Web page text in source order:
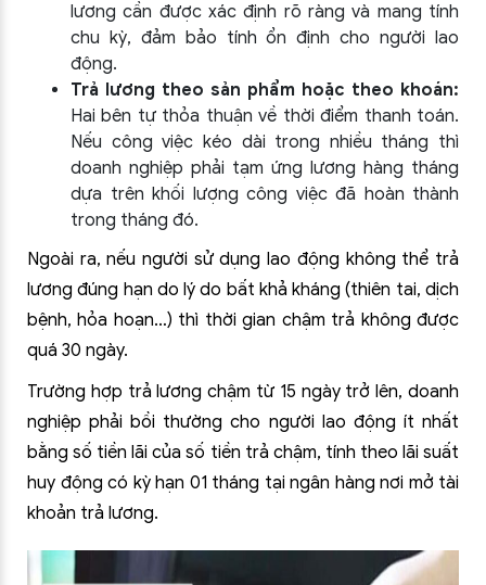
lương cần được xác định rõ ràng và mang tính
chu kỳ, đảm bảo tính ổn định cho người lao
động.
Trả lương theo sản phẩm hoặc theo khoán:
Hai bên tự thỏa thuận về thời điểm thanh toán.
Nếu công việc kéo dài trong nhiều tháng thì
doanh nghiệp phải tạm ứng lương hàng tháng
dựa trên khối lượng công việc đã hoàn thành
trong tháng đó.
Ngoài ra, nếu người sử dụng lao động không thể trả
lương đúng hạn do lý do bất khả kháng (thiên tai, dịch
bệnh, hỏa hoạn…) thì thời gian chậm trả không được
quá 30 ngày.
Trường hợp trả lương chậm từ 15 ngày trở lên, doanh
nghiệp phải bồi thường cho người lao động ít nhất
bằng số tiền lãi của số tiền trả chậm, tính theo lãi suất
huy động có kỳ hạn 01 tháng tại ngân hàng nơi mở tài
khoản trả lương.